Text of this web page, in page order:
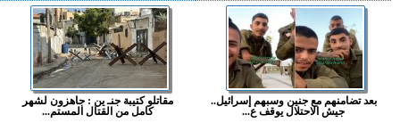
بعد تضامنهم مع جنين وسبهم إسرائيل..
جيش الاحتلال يوقف ع...
مقاتلو كتيبة جنـ ين : جاهزون لشهر
كامل من القتال المستم...